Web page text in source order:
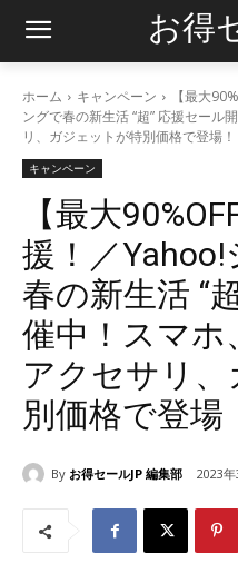
お得
ホーム キャンペーン
【最大
ングで春の新生活 “超” 応援セール
リ、ガジェットが特別価格で登場！
キャンペーン
【最大
援！／
春の新生活 “
催中！スマホ
アクセサリ
別価格で登場
By お得セールJP 編集部 2023